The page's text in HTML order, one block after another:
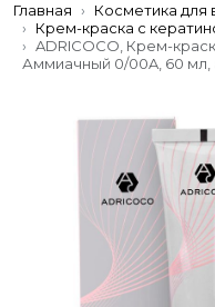
Главная Косметика для
Крем-краска с
ADRICOCO, Крем-
Аммиачный 0/00A, 60 мл,